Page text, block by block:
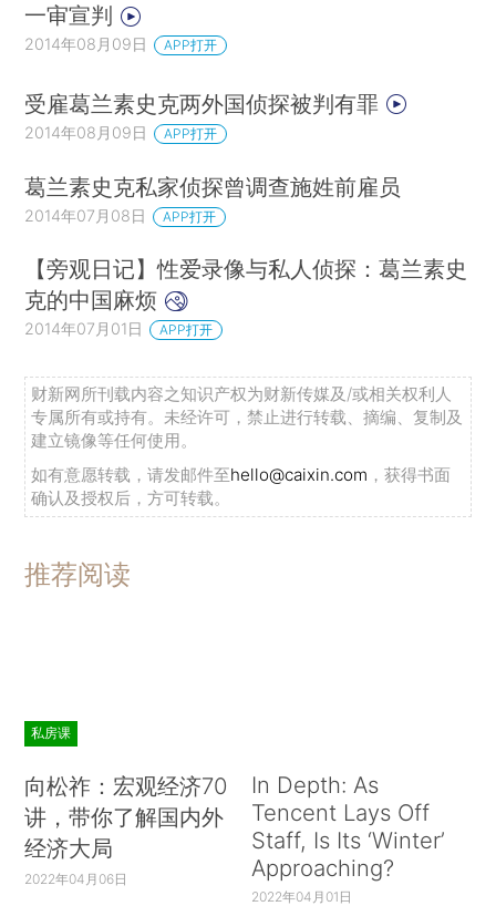
一审宣判
2014年08月09日 APP打开
受雇葛兰素史克两外国侦探被判有罪
2014年08月09日 APP打开
葛兰素史克私家侦探曾调查施姓前雇员
2014年07月08日 APP打开
【旁观日记】性爱录像与私人侦探：葛兰素史
克的中国麻烦
2014年07月01日 APP打开
财新网所刊载内容之知识产权为财新传媒及/或相关权利人
专属所有或持有。未经许可，禁止进行转载、摘编、复制及
建立镜像等任何使用。
如有意愿转载，请发邮件至hello@caixin.com ，获得书面
确认及授权后，方可转载。
推荐阅读
私房课
向松祚：宏观经济70
讲，带你了解国内外
经济大局
2022年04月06日
In Depth: As
Tencent Lays Off
Staff, Is Its ‘Winter’
Approaching?
2022年04月01日